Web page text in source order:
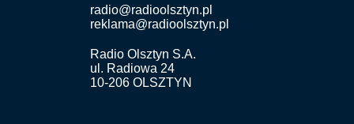
radio@radioolsztyn.pl
reklama@radioolsztyn.pl
Radio Olsztyn S.A.
ul. Radiowa 24
10-206 OLSZTYN